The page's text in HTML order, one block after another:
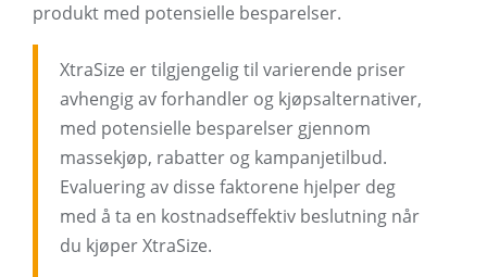
produkt med potensielle besparelser.
XtraSize er tilgjengelig til varierende priser
avhengig av forhandler og kjøpsalternativer,
med potensielle besparelser gjennom
massekjøp, rabatter og kampanjetilbud.
Evaluering av disse faktorene hjelper deg
med å ta en kostnadseffektiv beslutning når
du kjøper XtraSize.